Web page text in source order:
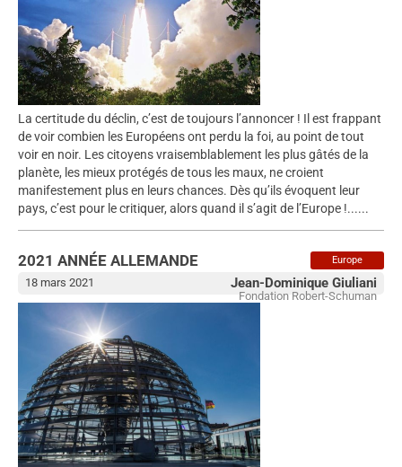
La certitude du déclin, c’est de toujours l’annoncer ! Il est frappant
de voir combien les Européens ont perdu la foi, au point de tout
voir en noir. Les citoyens vraisemblablement les plus gâtés de la
planète, les mieux protégés de tous les maux, ne croient
manifestement plus en leurs chances. Dès qu’ils évoquent leur
pays, c’est pour le critiquer, alors quand il s’agit de l’Europe !......
Europe
2021 ANNÉE ALLEMANDE
Jean-Dominique Giuliani
Fondation Robert-Schuman
18 mars 2021